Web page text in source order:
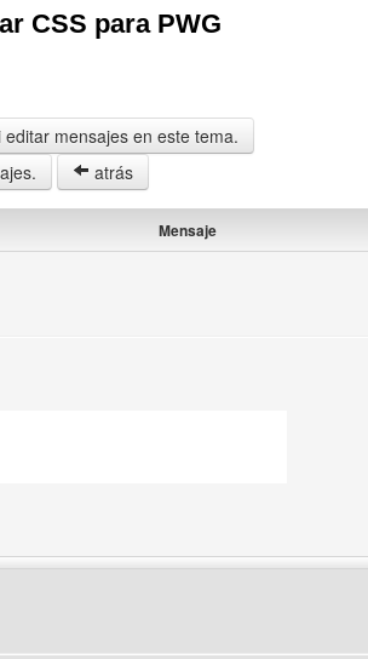
CSS para PWG
mensajes en este tema.
atrás
Mensaje